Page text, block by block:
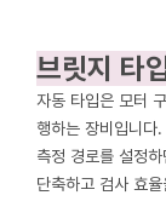
브릿지 타
자동 타입은 모터
행하는 장비입니다.
측정 경로를 설정
단축하고 검사 효